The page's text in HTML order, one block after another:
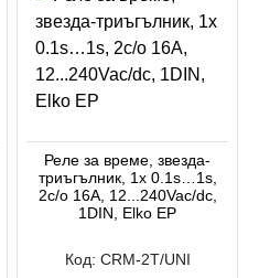
Реле за време, звезда-
триъгълник, 1x 0.1s…1s,
2c/o 16A, 12...240Vac/dc,
1DIN, Elko EP
Код: CRM-2T/UNI